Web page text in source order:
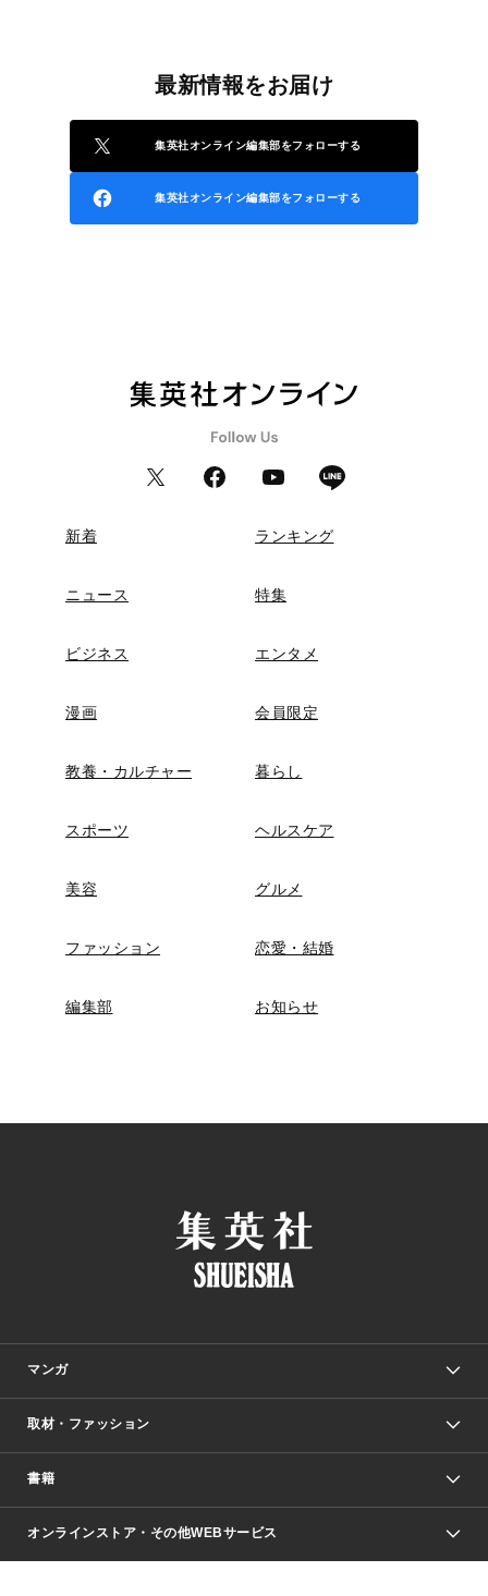
最新情報をお届け
集英社オンライン編集部をフォローする
集英社オンライン編集部をフォローする
新着 ランキング
ニュース 特集
ビジネス エンタメ
漫画 会員限定
教養・カルチャー 暮らし
スポーツ ヘルスケア
美容 グルメ
ファッション 恋愛・結婚
編集部 お知らせ
マンガ
少年マンガ
Vジャンプ
週刊ヤングジャンプ
取材・ファッション
Seventeen
芸能・情報・スポーツ
書籍
文芸・文庫・総合
オンラインストア・その他WEBサービス